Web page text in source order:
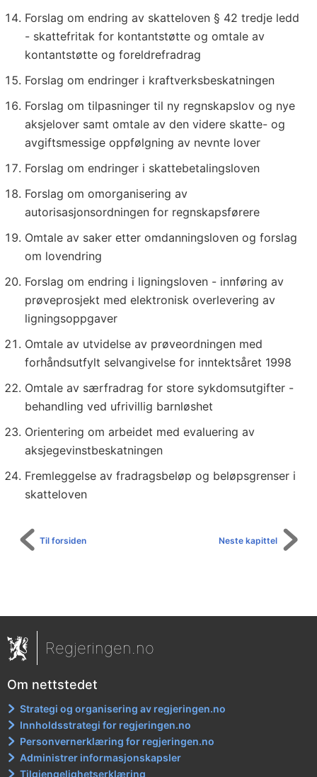
Forslag om endring av skatteloven § 42 tredje ledd
- skattefritak for kontantstøtte og omtale av
kontantstøtte og foreldrefradrag
Forslag om endringer i kraftverksbeskatningen
Forslag om tilpasninger til ny regnskapslov og nye
aksjelover samt omtale av den videre skatte- og
avgiftsmessige oppfølgning av nevnte lover
Forslag om endringer i skattebetalingsloven
Forslag om omorganisering av
autorisasjonsordningen for regnskapsførere
Omtale av saker etter omdanningsloven og forslag
om lovendring
Forslag om endring i ligningsloven - innføring av
prøveprosjekt med elektronisk overlevering av
ligningsoppgaver
Omtale av utvidelse av prøveordningen med
forhåndsutfylt selvangivelse for inntektsåret 1998
Omtale av særfradrag for store sykdomsutgifter -
behandling ved ufrivillig barnløshet
Orientering om arbeidet med evaluering av
aksjegevinstbeskatningen
Fremleggelse av fradragsbeløp og beløpsgrenser i
skatteloven
Neste kapittel
Til forsiden
Regjeringen.no
Om nettstedet
Strategi og organisering av regjeringen.no
Innholdsstrategi for regjeringen.no
Personvernerklæring for regjeringen.no
Administrer informasjonskapsler
Tilgjengelighetserklæring